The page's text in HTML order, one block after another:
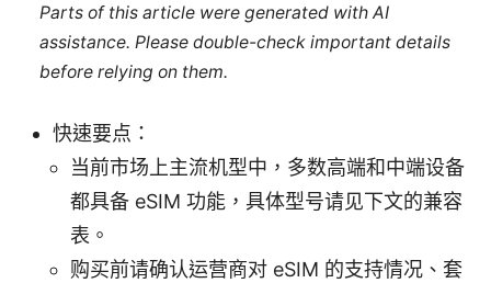
Parts of this article were generated with AI
assistance. Please double-check important details
before relying on them.
快速要点：
当前市场上主流机型中，多数高端和中端设备
都具备 eSIM 功能，具体型号请见下文的兼容
表。
购买前请确认运营商对 eSIM 的支持情况、套